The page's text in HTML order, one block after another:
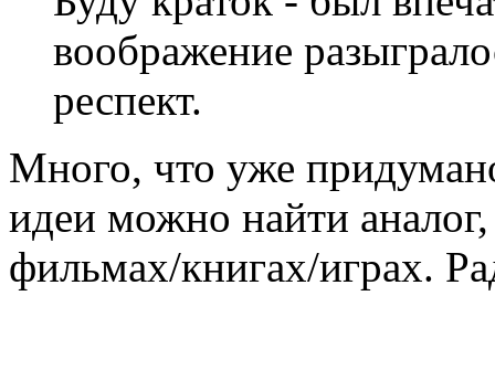
воображение
респект.
Много, что уже
идеи можно найти
фильмах/книгах/играх.